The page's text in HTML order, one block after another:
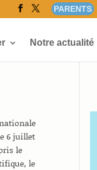
PARENTS
Notre actualité
6 juillet
le
le